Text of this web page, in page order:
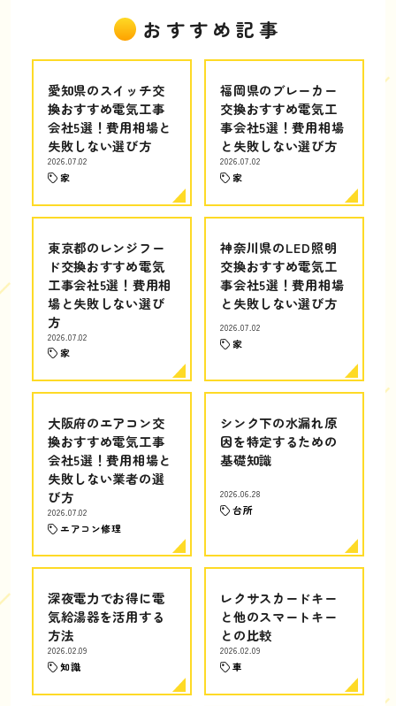
おすすめ記事
愛知県のスイッチ交
換おすすめ電気工事
会社5選！費用相場と
失敗しない選び方
2026.07.02
家
福岡県のブレーカー
交換おすすめ電気工
事会社5選！費用相場
と失敗しない選び方
2026.07.02
家
東京都のレンジフー
ド交換おすすめ電気
工事会社5選！費用相
場と失敗しない選び
方
2026.07.02
家
神奈川県のLED照明
交換おすすめ電気工
事会社5選！費用相場
と失敗しない選び方
2026.07.02
家
大阪府のエアコン交
換おすすめ電気工事
会社5選！費用相場と
失敗しない業者の選
び方
2026.07.02
エアコン修理
シンク下の水漏れ原
因を特定するための
基礎知識
2026.06.28
台所
深夜電力でお得に電
気給湯器を活用する
方法
2026.02.09
知識
レクサスカードキー
と他のスマートキー
との比較
2026.02.09
車